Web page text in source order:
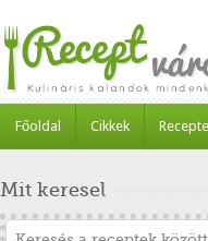
Főoldal Cikkek
Mit keresel